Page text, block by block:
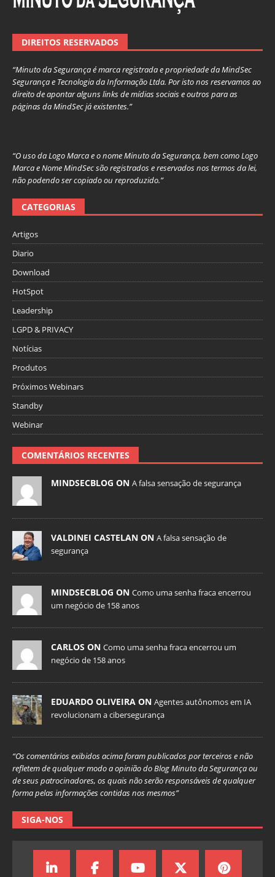
DIREITOS RESERVADOS
“Minuto da Segurança é marca registrada e propriedade da MindSec
Segurança e Tecnologia da Informação Ltda. Por isto nos reservamos ao
direito de apontar alguns links de mídias sociais e outros para as
páginas da MindSec já existentes.”
“O uso da Logo Marca e o nome Minuto da Segurança, bem como Logo
Marca e Nome MindSec são registrados e reservados nos termos da lei,
não podendo ser copiado ou reproduzido.”
CATEGORIAS
Artigos
Diario
Download
HotSpot
Leadership
LGPD & PRIVACY
Notícias
Produtos
Próximos Webinars
Standby
Webinar
COMENTÁRIOS RECENTES
MINDSECBLOG ON A falsa sensação de segurança
VALDINEI CASTELAN ON A falsa sensação de
segurança
MINDSECBLOG ON Como uma senha fraca encerrou
um negócio de 158 anos
CARLOS ON Como uma senha fraca encerrou um
negócio de 158 anos
EDUARDO OLIVEIRA ON Agentes autônomos em IA
revolucionam a cibersegurança
“Os comentários exibidos acima foram publicados por terceiros e não
refletem de qualquer modo a opinião do Blog Minuto da Segurança ou
de seus patrocinadores, os quais não serão responsáveis de qualquer
forma pelas informações contidas nos mesmos”
SIGA-NOS